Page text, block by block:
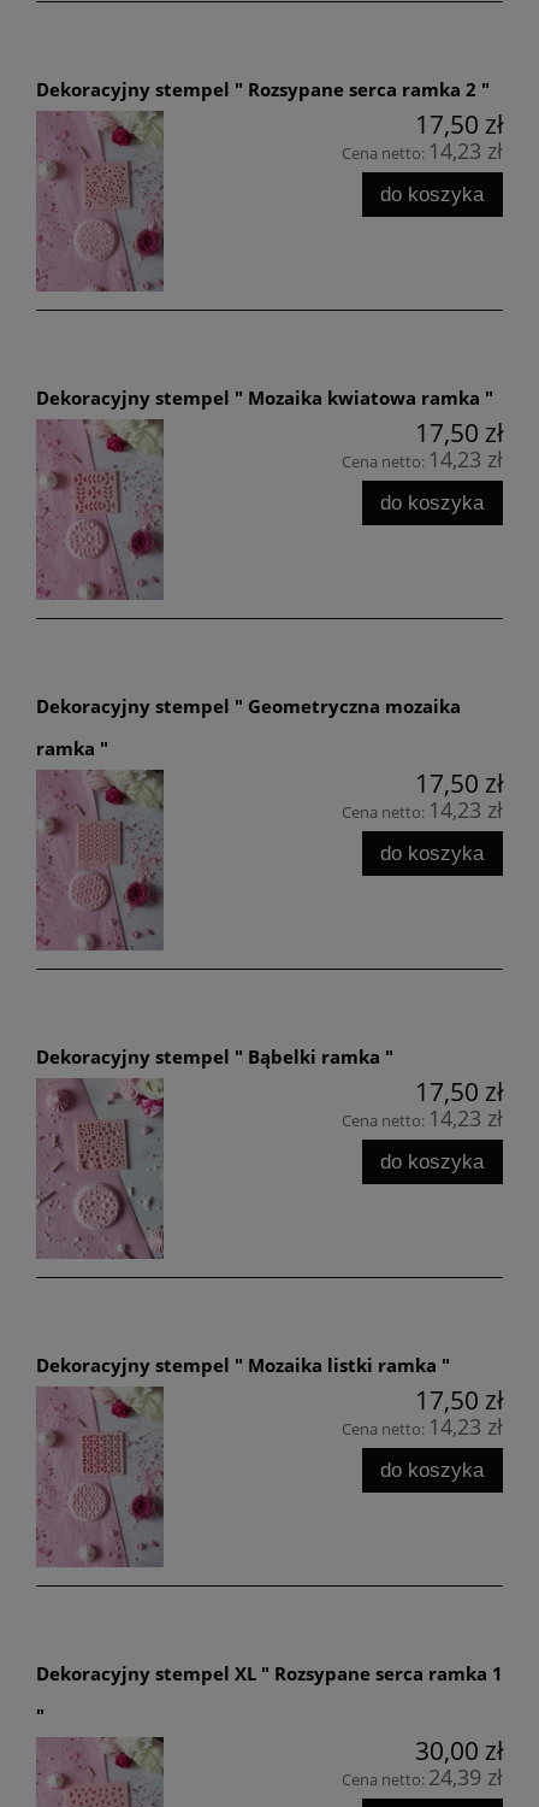
Dekoracyjny stempel " Rozsypane serca ramka 2 "
17,50 zł
Cena netto: 14,23 zł
do koszyka
Dekoracyjny stempel " Mozaika kwiatowa ramka "
17,50 zł
Cena netto: 14,23 zł
do koszyka
Dekoracyjny stempel " Geometryczna mozaika
ramka "
17,50 zł
Cena netto: 14,23 zł
do koszyka
Dekoracyjny stempel " Bąbelki ramka "
17,50 zł
Cena netto: 14,23 zł
do koszyka
Dekoracyjny stempel " Mozaika listki ramka "
17,50 zł
Cena netto: 14,23 zł
do koszyka
Dekoracyjny stempel XL " Rozsypane serca ramka 1
"
30,00 zł
Cena netto: 24,39 zł